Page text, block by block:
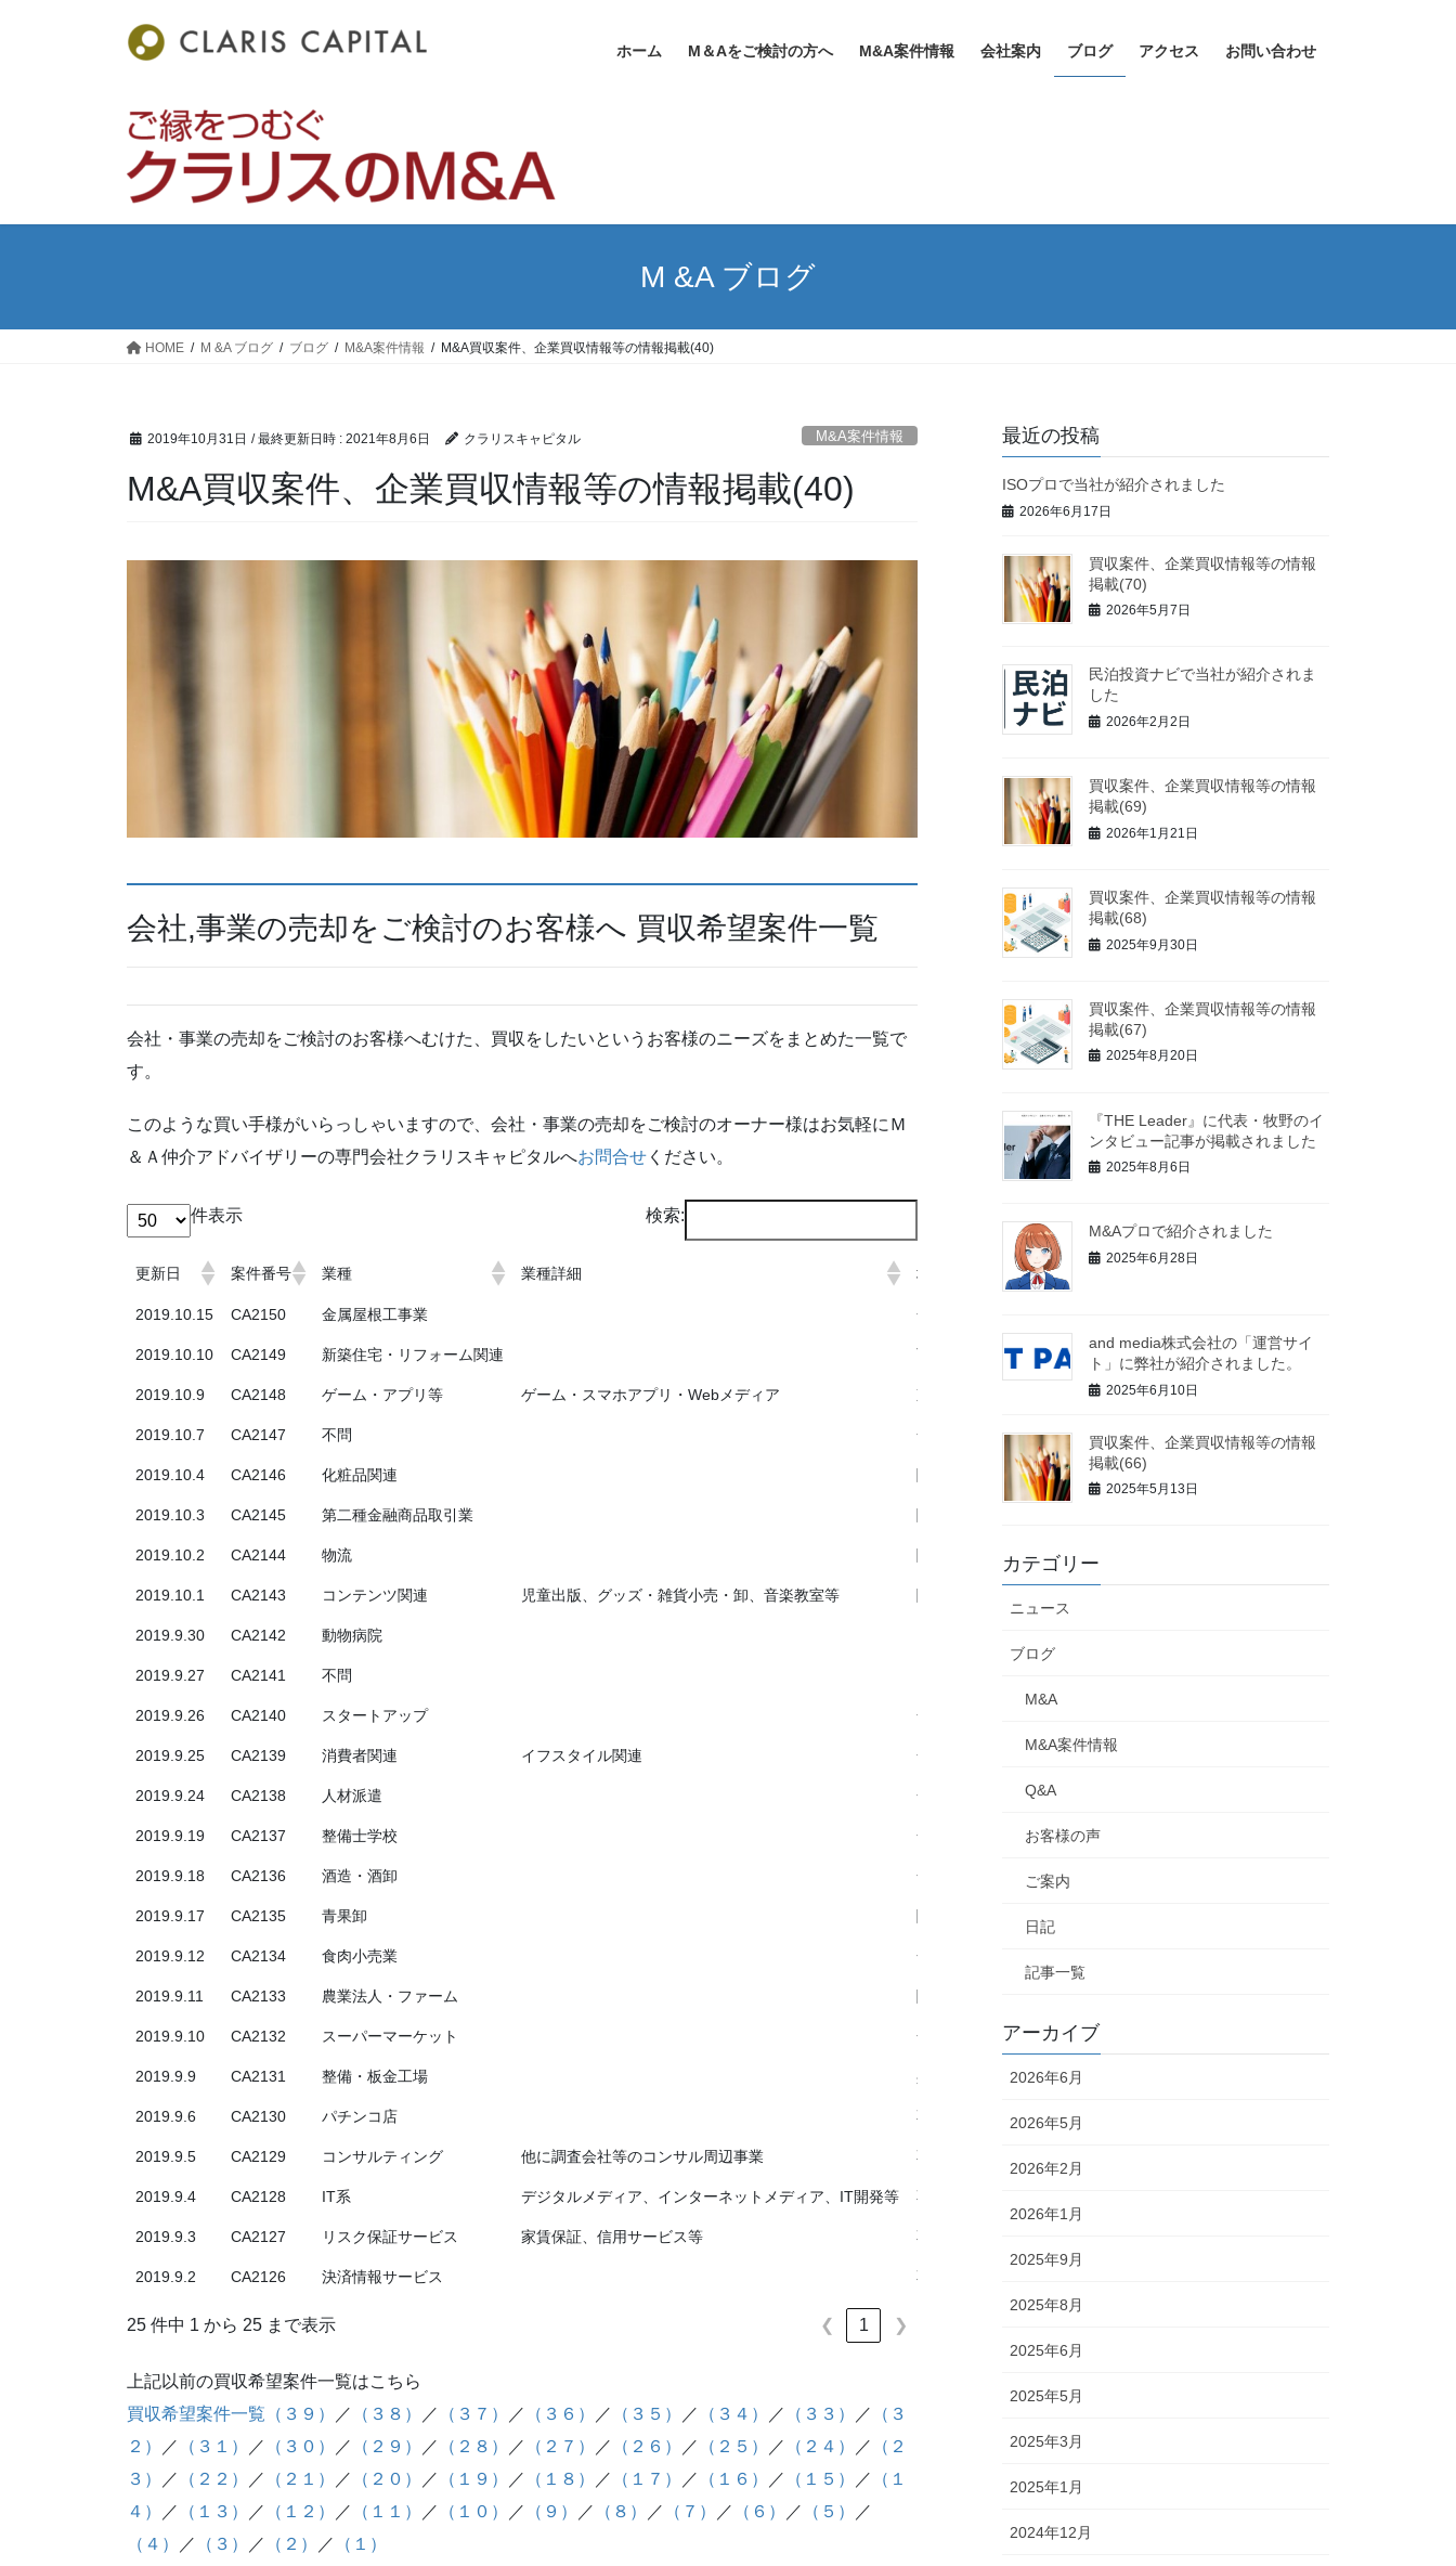
ホーム M＆Aをご検討の方へ M&A案件情報 会社案内 ブログ アクセス お問い合わせ
M &A ブログ
HOME M &A ブログ ブログ M&A案件情報 M&A買収案件、企業買収情報等の情報掲載(40)
2019年10月31日 / 最終更新日時 : 2021年8月6日 クラリスキャピタル M&A案件情報
M&A買収案件、企業買収情報等の情報掲載(40)
会社,事業の売却をご検討のお客様へ 買収希望案件一覧
会社・事業の売却をご検討のお客様へむけた、買収をしたいというお客様のニーズをまとめた一覧で
す。
このような買い手様がいらっしゃいますので、会社・事業の売却をご検討のオーナー様はお気軽にＭ
＆Ａ仲介アドバイザリーの専門会社クラリスキャピタルへお問合せ ください。
件表示 検索:
更新日 案件番号 業種 業種詳細 地域
2019.10.15 CA2150 金属屋根工事業 全国（沖縄除く）
2019.10.10 CA2149 新築住宅・リフォーム関連 西日本地域 不問
2019.10.9 CA2148 ゲーム・アプリ等 ゲーム・スマホアプリ・Webメディア 東京 不問
2019.10.7 CA2147 不問 全国 企業価値３億円以上
2019.10.4 CA2146 化粧品関連
2019.10.3 CA2145 第二種金融商品取引業
2019.10.2 CA2144 物流 関東から東、関西
2019.10.1 CA2143 コンテンツ関連 児童出版、グッズ・雑貨小売・卸、音楽教室等
2019.9.30 CA2142 動物病院
2019.9.27 CA2141 不問
2019.9.26 CA2140 スタートアップ 全国
2019.9.25 CA2139 消費者関連 イフスタイル関連 全国、東南アジア
2019.9.24 CA2138 人材派遣 全国、東南アジア
2019.9.19 CA2137 整備士学校 全国、東南アジア
2019.9.18 CA2136 酒造・酒卸 全国、東南アジア
2019.9.17 CA2135 青果卸 関東、関西、東南アジア
2019.9.12 CA2134 食肉小売業 全国、関西、東南アジア
2019.9.11 CA2133 農業法人・ファーム
2019.9.10 CA2132 スーパーマーケット 全国、東南アジア
2019.9.9 CA2131 整備・板金工場 兵庫・大阪・千葉、東南アジア
2019.9.6 CA2130 パチンコ店 不問
2019.9.5 CA2129 コンサルティング 他に調査会社等のコンサル周辺事業 不問（できれば東京近郊）
2019.9.4 CA2128 IT系 デジタルメディア、インターネットメディア、IT開発等 不問（できれば東京近郊）
2019.9.3 CA2127 リスク保証サービス 家賃保証、信用サービス等 不問
2019.9.2 CA2126 決済情報サービス 不問
25 件中 1 から 25 まで表示 ❮ 1 ❯
上記以前の買収希望案件一覧はこちら
買収希望案件一覧（３９）
／ （３８） ／ （３７） ／ （３６） ／ （３５） ／ （３４） ／ （３３） ／
（３
２）
／ （３１） ／ （３０） ／ （２９） ／ （２８） ／ （２７） ／ （２６） ／ （２５） ／ （２４） ／
（２
３）
／ （２２） ／ （２１） ／ （２０） ／ （１９） ／ （１８） ／ （１７） ／ （１６） ／ （１５） ／
（１
４）
／ （１３） ／ （１２） ／ （１１） ／ （１０） ／ （９） ／ （８） ／ （７） ／ （６） ／ （５）
／
（４）
／ （３） ／ （２） ／ （１）
最近の投稿
ISOプロで当社が紹介されました
2026年6月17日
買収案件、企業買収情報等の情報
掲載(70)
2026年5月7日
民泊投資ナビで当社が紹介されま
した
2026年2月2日
買収案件、企業買収情報等の情報
掲載(69)
2026年1月21日
買収案件、企業買収情報等の情報
掲載(68)
2025年9月30日
買収案件、企業買収情報等の情報
掲載(67)
2025年8月20日
『THE Leader』に代表・牧野のイ
ンタビュー記事が掲載されました
2025年8月6日
M&Aプロで紹介されました
2025年6月28日
and media株式会社の「運営サイ
ト」に弊社が紹介されました。
2025年6月10日
買収案件、企業買収情報等の情報
掲載(66)
2025年5月13日
カテゴリー
ニュース
ブログ
M&A
M&A案件情報
Q&A
お客様の声
ご案内
日記
記事一覧
アーカイブ
2026年6月
2026年5月
2026年2月
2026年1月
2025年9月
2025年8月
2025年6月
2025年5月
2025年3月
2025年1月
2024年12月